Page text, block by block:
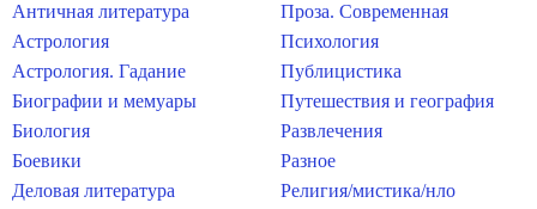
Античная литература
Астрология
Астрология. Гадание
Биографии и мемуары
Биология
Боевики
Деловая литература
Проза. Современная
Психология
Публицистика
Путешествия и география
Развлечения
Разное
Религия/мистика/нло